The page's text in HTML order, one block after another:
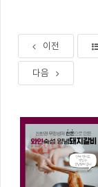
이전
다음